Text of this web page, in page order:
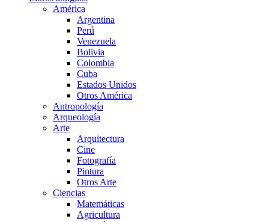
América
Argentina
Perú
Venezuela
Bolivia
Colombia
Cuba
Estados Unidos
Otros América
Antropología
Arqueología
Arte
Arquitectura
Cine
Fotografía
Pintura
Otros Arte
Ciencias
Matemáticas
Agricultura